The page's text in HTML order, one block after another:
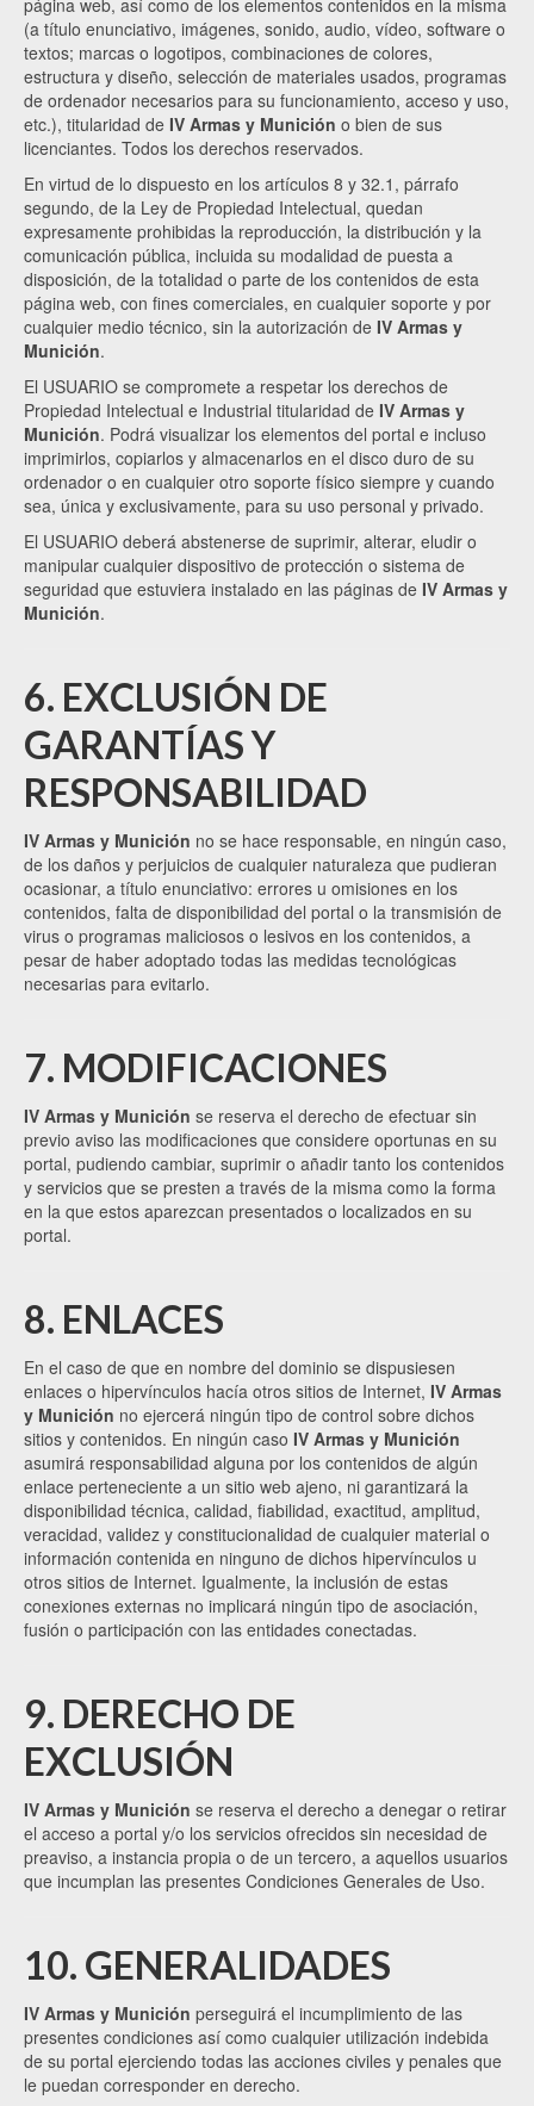
página web, así como de los elementos contenidos en la misma
(a título enunciativo, imágenes, sonido, audio, vídeo, software o
textos; marcas o logotipos, combinaciones de colores,
estructura y diseño, selección de materiales usados, programas
de ordenador necesarios para su funcionamiento, acceso y uso,
etc.), titularidad de IV Armas y Munición o bien de sus
licenciantes. Todos los derechos reservados.
En virtud de lo dispuesto en los artículos 8 y 32.1, párrafo
segundo, de la Ley de Propiedad Intelectual, quedan
expresamente prohibidas la reproducción, la distribución y la
comunicación pública, incluida su modalidad de puesta a
disposición, de la totalidad o parte de los contenidos de esta
página web, con fines comerciales, en cualquier soporte y por
cualquier medio técnico, sin la autorización de IV Armas y
Munición.
El USUARIO se compromete a respetar los derechos de
Propiedad Intelectual e Industrial titularidad de IV Armas y
Munición. Podrá visualizar los elementos del portal e incluso
imprimirlos, copiarlos y almacenarlos en el disco duro de su
ordenador o en cualquier otro soporte físico siempre y cuando
sea, única y exclusivamente, para su uso personal y privado.
El USUARIO deberá abstenerse de suprimir, alterar, eludir o
manipular cualquier dispositivo de protección o sistema de
seguridad que estuviera instalado en las páginas de IV Armas y
Munición.
6. EXCLUSIÓN DE
GARANTÍAS Y
RESPONSABILIDAD
IV Armas y Munición no se hace responsable, en ningún caso,
de los daños y perjuicios de cualquier naturaleza que pudieran
ocasionar, a título enunciativo: errores u omisiones en los
contenidos, falta de disponibilidad del portal o la transmisión de
virus o programas maliciosos o lesivos en los contenidos, a
pesar de haber adoptado todas las medidas tecnológicas
necesarias para evitarlo.
7. MODIFICACIONES
IV Armas y Munición se reserva el derecho de efectuar sin
previo aviso las modificaciones que considere oportunas en su
portal, pudiendo cambiar, suprimir o añadir tanto los contenidos
y servicios que se presten a través de la misma como la forma
en la que estos aparezcan presentados o localizados en su
portal.
8. ENLACES
En el caso de que en nombre del dominio se dispusiesen
enlaces o hipervínculos hacía otros sitios de Internet, IV Armas
y Munición no ejercerá ningún tipo de control sobre dichos
sitios y contenidos. En ningún caso IV Armas y Munición
asumirá responsabilidad alguna por los contenidos de algún
enlace perteneciente a un sitio web ajeno, ni garantizará la
disponibilidad técnica, calidad, fiabilidad, exactitud, amplitud,
veracidad, validez y constitucionalidad de cualquier material o
información contenida en ninguno de dichos hipervínculos u
otros sitios de Internet. Igualmente, la inclusión de estas
conexiones externas no implicará ningún tipo de asociación,
fusión o participación con las entidades conectadas.
9. DERECHO DE
EXCLUSIÓN
IV Armas y Munición se reserva el derecho a denegar o retirar
el acceso a portal y/o los servicios ofrecidos sin necesidad de
preaviso, a instancia propia o de un tercero, a aquellos usuarios
que incumplan las presentes Condiciones Generales de Uso.
10. GENERALIDADES
IV Armas y Munición perseguirá el incumplimiento de las
presentes condiciones así como cualquier utilización indebida
de su portal ejerciendo todas las acciones civiles y penales que
le puedan corresponder en derecho.